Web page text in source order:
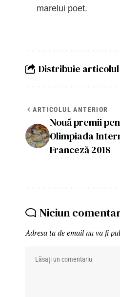
marelui poet.
Distribuie articolul
ARTICOLUL ANTERIOR
Nouă premii
Olimpiada
Franceză 2018
Niciun
Adresa ta de email nu va fi